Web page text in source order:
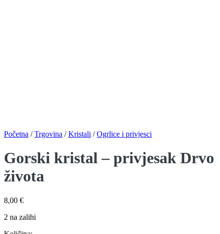
Početna / Trgovina / Kristali / Ogrlice i privjesci
Gorski kristal – privjesak Drvo
života
8,00 €
2 na zalihi